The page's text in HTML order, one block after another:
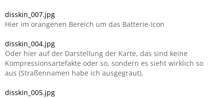
disskin_007.jpg
Hier im orangenen Bereich um das Batterie-Icon
disskin_004.jpg
Oder hier auf der Darstellung der Karte, das sind keine
Kompressionsartefakte oder so, sondern es sieht wirklich so
aus (Straßennamen habe ich ausgegraut).
disskin_005.jpg